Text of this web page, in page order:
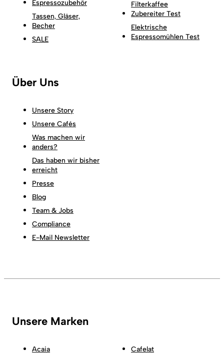
Espressozubehör
Tassen, Gläser,
Becher
SALE
Filterkaffee
Zubereiter Test
Elektrische
Espressomühlen Test
Über Uns
Unsere Story
Unsere Cafés
Was machen wir
anders?
Das haben wir bisher
erreicht
Presse
Blog
Team & Jobs
Compliance
E-Mail Newsletter
Unsere Marken
Acaia
Cafelat